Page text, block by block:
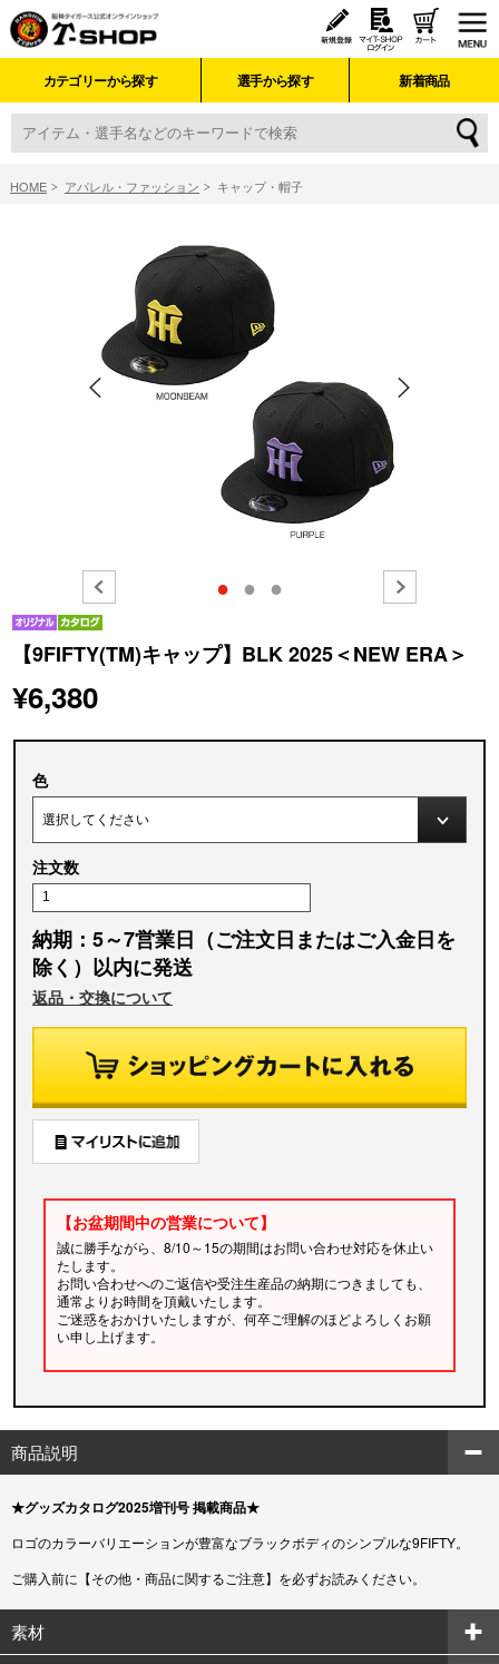
カテゴリーから探す 選手から探す 新着商品
HOME アパレル・ファッション キャップ・帽子
● ● ●
【9FIFTY(TM)キャップ】BLK 2025＜NEW ERA＞
¥6,380
色
注文数
納期：5～7営業日（ご注文日またはご入金日を
除く）以内に発送
返品・交換について
【お盆期間中の営業について】
誠に勝手ながら、8/10～15の期間はお問い合わせ対応を休止い
たします。
お問い合わせへのご返信や受注生産品の納期につきましても、
通常よりお時間を頂戴いたします。
ご迷惑をおかけいたしますが、何卒ご理解のほどよろしくお願
い申し上げます。
商品説明
★グッズカタログ2025増刊号 掲載商品★
ロゴのカラーバリエーションが豊富なブラックボディのシンプルな9FIFTY。
ご購入前に【その他・商品に関するご注意】を必ずお読みください。
素材